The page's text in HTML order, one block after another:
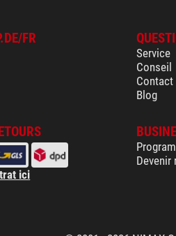
FR
Service
Conseil
Contact
Blog
ici
Devenir